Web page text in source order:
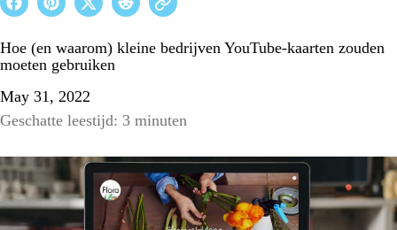
Hoe (en waarom) kleine bedrijven YouTube-kaarten zouden
moeten gebruiken
May 31, 2022
Geschatte leestijd: 3 minuten